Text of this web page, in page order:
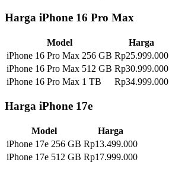
Harga iPhone 16 Pro Max
Model
Harga
iPhone 16 Pro Max 256 GB Rp25.999.000
iPhone 16 Pro Max 512 GB Rp30.999.000
iPhone 16 Pro Max 1 TB
Rp34.999.000
Harga iPhone 17e
Model
Harga
iPhone 17e 256 GB Rp13.499.000
iPhone 17e 512 GB Rp17.999.000